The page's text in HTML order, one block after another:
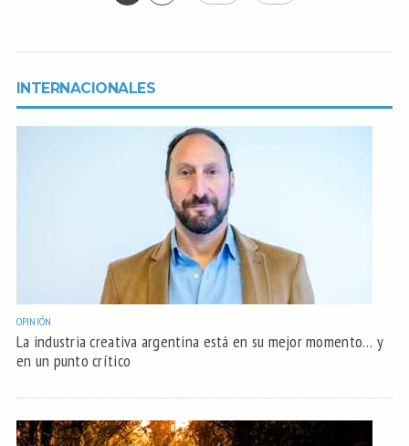
INTERNACIONALES
OPINIÓN
La industria creativa argentina está en su mejor momento… y
en un punto crítico